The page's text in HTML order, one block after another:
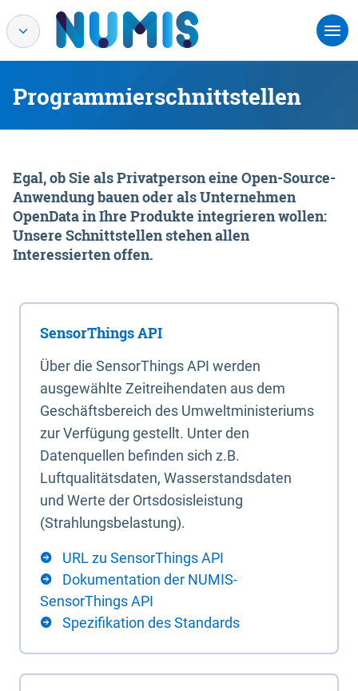
Programmierschnittstellen
Egal, ob Sie als Privatperson eine Open-Source-
Anwendung bauen oder als Unternehmen
OpenData in Ihre Produkte integrieren wollen:
Unsere Schnittstellen stehen allen
Interessierten offen.
SensorThings API
Über die SensorThings API werden
ausgewählte Zeitreihendaten aus dem
Geschäftsbereich des Umweltministeriums
zur Verfügung gestellt. Unter den
Datenquellen befinden sich z.B.
Luftqualitätsdaten, Wasserstandsdaten
und Werte der Ortsdosisleistung
(Strahlungsbelastung).
URL zu SensorThings API
Dokumentation der NUMIS-
SensorThings API
Spezifikation des Standards